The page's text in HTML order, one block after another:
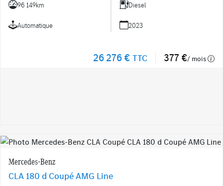
96 149km Diesel
Automatique 2023
26 276 € TTC 377 €/ mois
Mercedes-Benz
CLA 180 d Coupé AMG Line